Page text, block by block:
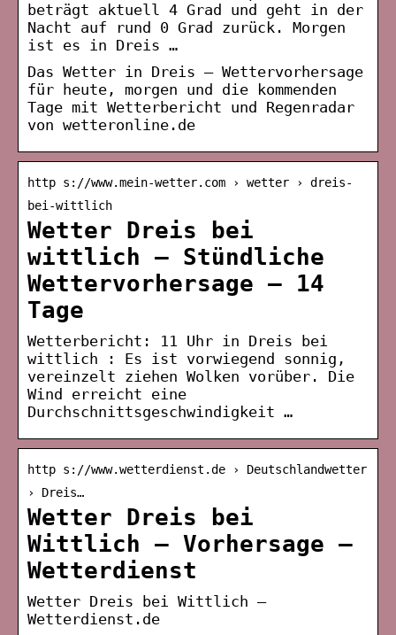
beträgt aktuell 4 Grad und geht in der
Nacht auf rund 0 Grad zurück. Morgen
ist es in Dreis …
Das Wetter in Dreis – Wettervorhersage
für heute, morgen und die kommenden
Tage mit Wetterbericht und Regenradar
von wetteronline.de
http s://www.mein-wetter.com › wetter › dreis-
bei-wittlich
Wetter Dreis bei
wittlich – Stündliche
Wettervorhersage – 14
Tage
Wetterbericht: 11 Uhr in Dreis bei
wittlich : Es ist vorwiegend sonnig,
vereinzelt ziehen Wolken vorüber. Die
Wind erreicht eine
Durchschnittsgeschwindigkeit …
http s://www.wetterdienst.de › Deutschlandwetter
› Dreis…
Wetter Dreis bei
Wittlich – Vorhersage –
Wetterdienst
Wetter Dreis bei Wittlich –
Wetterdienst.de